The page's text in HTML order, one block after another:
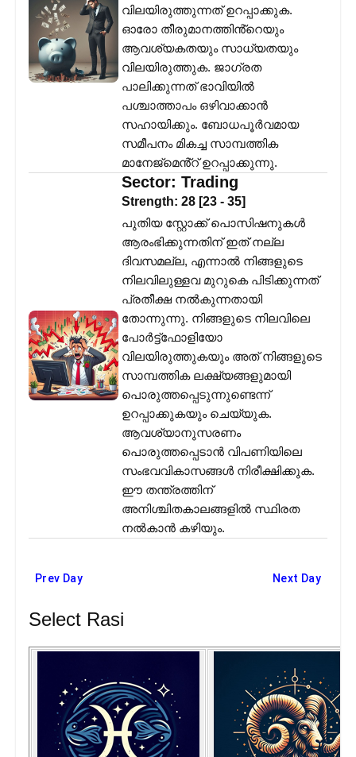
വിലയിരുത്തുന്നത് ഉറപ്പാക്കുക.
ഓരോ തീരുമാനത്തിൻ്റെയും
ആവശ്യകതയും സാധ്യതയും
വിലയിരുത്തുക. ജാഗ്രത
പാലിക്കുന്നത് ഭാവിയിൽ
പശ്ചാത്താപം ഒഴിവാക്കാൻ
സഹായിക്കും. ബോധപൂർവമായ
സമീപനം മികച്ച സാമ്പത്തിക
മാനേജ്മെൻ്റ് ഉറപ്പാക്കുന്നു.
Sector: Trading
Strength: 28 [23 - 35]
പുതിയ സ്റ്റോക്ക് പൊസിഷനുകൾ
ആരംഭിക്കുന്നതിന് ഇത് നല്ല
ദിവസമല്ല, എന്നാൽ നിങ്ങളുടെ
നിലവിലുള്ളവ മുറുകെ പിടിക്കുന്നത്
പ്രതീക്ഷ നൽകുന്നതായി
തോന്നുന്നു. നിങ്ങളുടെ നിലവിലെ
പോർട്ട്‌ഫോളിയോ
വിലയിരുത്തുകയും അത് നിങ്ങളുടെ
സാമ്പത്തിക ലക്ഷ്യങ്ങളുമായി
പൊരുത്തപ്പെടുന്നുണ്ടെന്ന്
ഉറപ്പാക്കുകയും ചെയ്യുക.
ആവശ്യാനുസരണം
പൊരുത്തപ്പെടാൻ വിപണിയിലെ
സംഭവവികാസങ്ങൾ നിരീക്ഷിക്കുക.
ഈ തന്ത്രത്തിന്
അനിശ്ചിതകാലങ്ങളിൽ സ്ഥിരത
നൽകാൻ കഴിയും.
Prev Day Next Day
Select Rasi